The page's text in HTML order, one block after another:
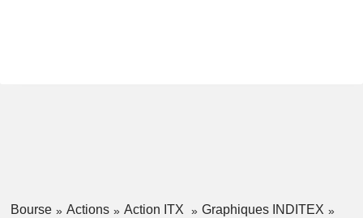
Bourse Actions Action ITX
Graphiques INDITEX